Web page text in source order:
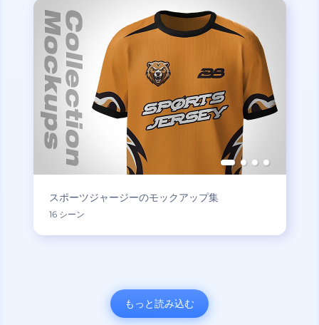
スポーツジャージーのモックアップ集
16 シーン
もっと読み込む